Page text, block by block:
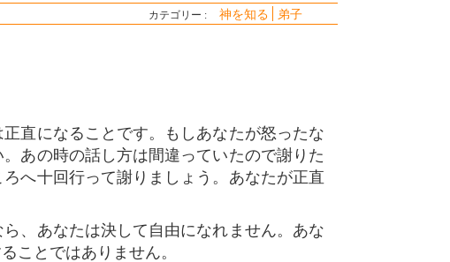
カテゴリー : 神を知る 弟子
直になることです。もしあなたが怒ったな
あの時の話し方は間違っていたので謝りた
へ十回行って謝りましょう。あなたが正直
、あなたは決して自由になれません。あな
ことではありません。